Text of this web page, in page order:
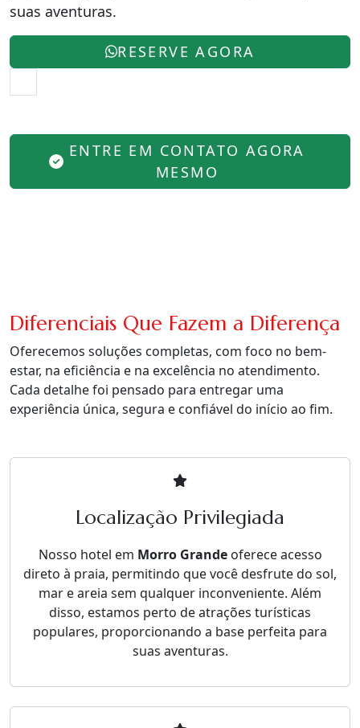
suas aventuras.
RESERVE AGORA
ENTRE EM CONTATO AGORA
MESMO
Diferenciais Que Fazem a Diferença
Oferecemos soluções completas, com foco no bem-
estar, na eficiência e na excelência no atendimento.
Cada detalhe foi pensado para entregar uma
experiência única, segura e confiável do início ao fim.
Localização Privilegiada
Nosso hotel em Morro Grandeoferece acesso
direto à praia, permitindo que você desfrute do sol,
mar e areia sem qualquer inconveniente. Além
disso, estamos perto de atrações turísticas
populares, proporcionando a base perfeita para
suas aventuras.